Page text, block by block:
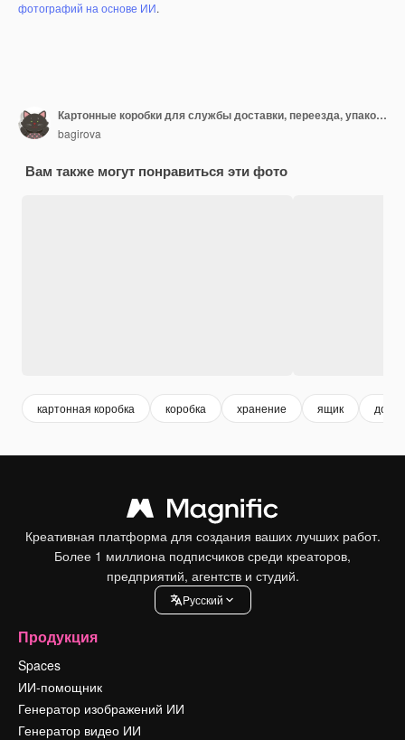
фотографий на основе ИИ.
Картонные коробки для службы доставки, переезда, упаковки или подарков, изолированных на белом фоне
bagirova
Вам также могут понравиться эти фото
картонная коробка коробка хранение ящик
Креативная платформа для создания ваших лучших работ.
Более 1 миллиона подписчиков среди креаторов,
предприятий, агентств и студий.
Pусский
Продукция
Spaces
ИИ-помощник
Генератор изображений ИИ
Генератор видео ИИ